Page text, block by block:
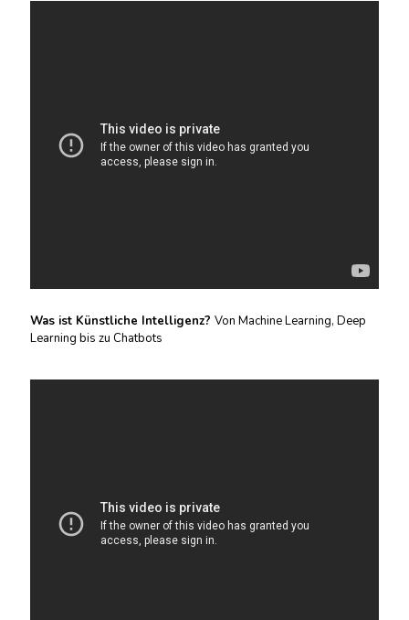
Was ist Künstliche Intelligenz? Von Machine Learning, Deep
Learning bis zu Chatbots